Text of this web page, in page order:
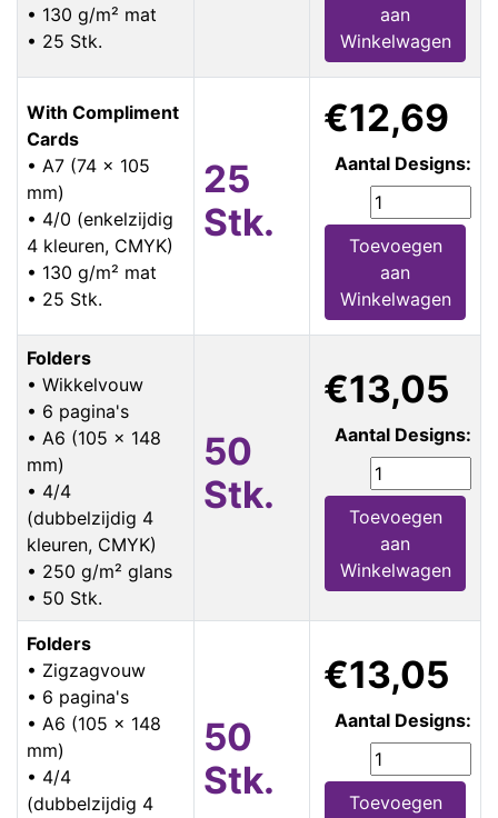
• 130 g/m² mat
• 25 Stk.
aan
Winkelwagen
With Compliment
Cards
• A7 (74 x 105
mm)
• 4/0 (enkelzijdig
4 kleuren, CMYK)
• 130 g/m² mat
• 25 Stk.
25
Stk.
€12,69
Aantal Designs:
Toevoegen
aan
Winkelwagen
Folders
• Wikkelvouw
• 6 pagina's
• A6 (105 x 148
mm)
• 4/4
(dubbelzijdig 4
kleuren, CMYK)
• 250 g/m² glans
• 50 Stk.
50
Stk.
€13,05
Aantal Designs:
Toevoegen
aan
Winkelwagen
Folders
• Zigzagvouw
• 6 pagina's
• A6 (105 x 148
mm)
• 4/4
(dubbelzijdig 4
50
Stk.
€13,05
Aantal Designs:
Toevoegen